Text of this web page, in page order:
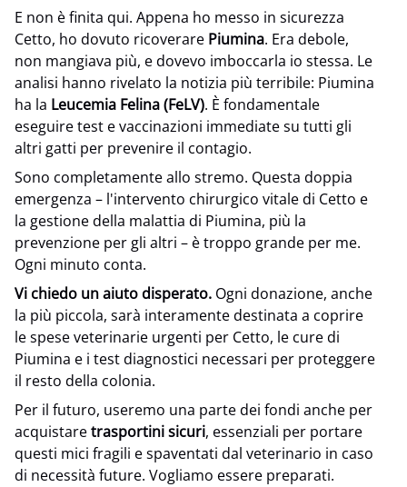
E non è finita qui. Appena ho messo in sicurezza
Cetto, ho dovuto ricoverare Piumina. Era debole,
non mangiava più, e dovevo imboccarla io stessa. Le
analisi hanno rivelato la notizia più terribile: Piumina
ha la Leucemia Felina (FeLV). È fondamentale
eseguire test e vaccinazioni immediate su tutti gli
altri gatti per prevenire il contagio.
Sono completamente allo stremo. Questa doppia
emergenza – l'intervento chirurgico vitale di Cetto e
la gestione della malattia di Piumina, più la
prevenzione per gli altri – è troppo grande per me.
Ogni minuto conta.
Vi chiedo un aiuto disperato. Ogni donazione, anche
la più piccola, sarà interamente destinata a coprire
le spese veterinarie urgenti per Cetto, le cure di
Piumina e i test diagnostici necessari per proteggere
il resto della colonia.
Per il futuro, useremo una parte dei fondi anche per
acquistaretrasportini sicuri, essenziali per portare
questi mici fragili e spaventati dal veterinario in caso
di necessità future. Vogliamo essere preparati.